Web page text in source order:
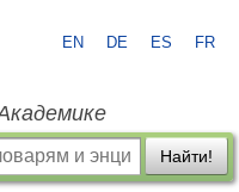
EN DE ES FR
Найти!